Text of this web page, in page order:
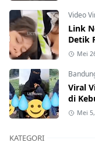
Video
Link
Detik
Hati-
Mei
Viral
di
Mei
KATEGORI